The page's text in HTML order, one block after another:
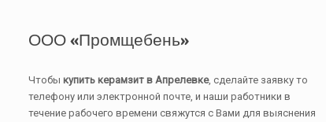
ООО «Промщебень»
Чтобы купить керамзит в Апрелевке, сделайте заявку то
телефону или электронной почте, и наши работники в
течение рабочего времени свяжутся с Вами для выяснения